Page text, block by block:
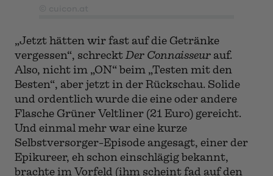
Garnelen
© cuicon.at
„Jetzt hätten wir fast auf die Getränke